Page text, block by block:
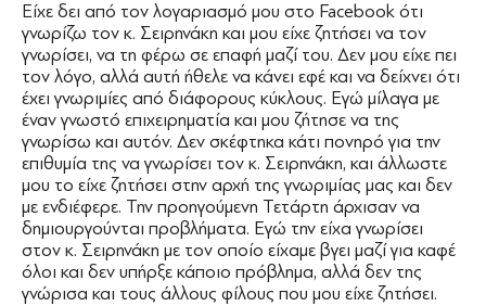
Είχε δει από τον λογαριασμό μου στο Facebook ότι
γνωρίζω τον κ. Σειρηνάκη και μου είχε ζητήσει να τον
γνωρίσει, να τη φέρω σε επαφή μαζί του. Δεν μου είχε πει
τον λόγο, αλλά αυτή ήθελε να κάνει εφέ και να δείχνει ότι
έχει γνωριμίες από διάφορους κύκλους. Εγώ μίλαγα με
έναν γνωστό επιχειρηματία και μου ζήτησε να της
γνωρίσω και αυτόν. Δεν σκέφτηκα κάτι πονηρό για την
επιθυμία της να γνωρίσει τον κ. Σειρηνάκη, και άλλωστε
μου το είχε ζητήσει στην αρχή της γνωριμίας μας και δεν
με ενδιέφερε. Την προηγούμενη Τετάρτη άρχισαν να
δημιουργούνται προβλήματα. Εγώ την είχα γνωρίσει
στον κ. Σειρηνάκη με τον οποίο είχαμε βγει μαζί για καφέ
όλοι και δεν υπήρξε κάποιο πρόβλημα, αλλά δεν της
γνώρισα και τους άλλους φίλους που μου είχε ζητήσει.